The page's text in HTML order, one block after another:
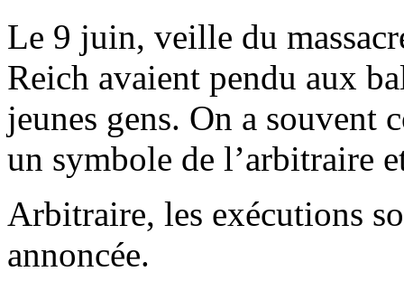
Le 9 juin, veille du
Reich avaient pendu aux
jeunes gens. On a souvent
un symbole de l’arbitraire
Arbitraire, les exécutions
annoncée.